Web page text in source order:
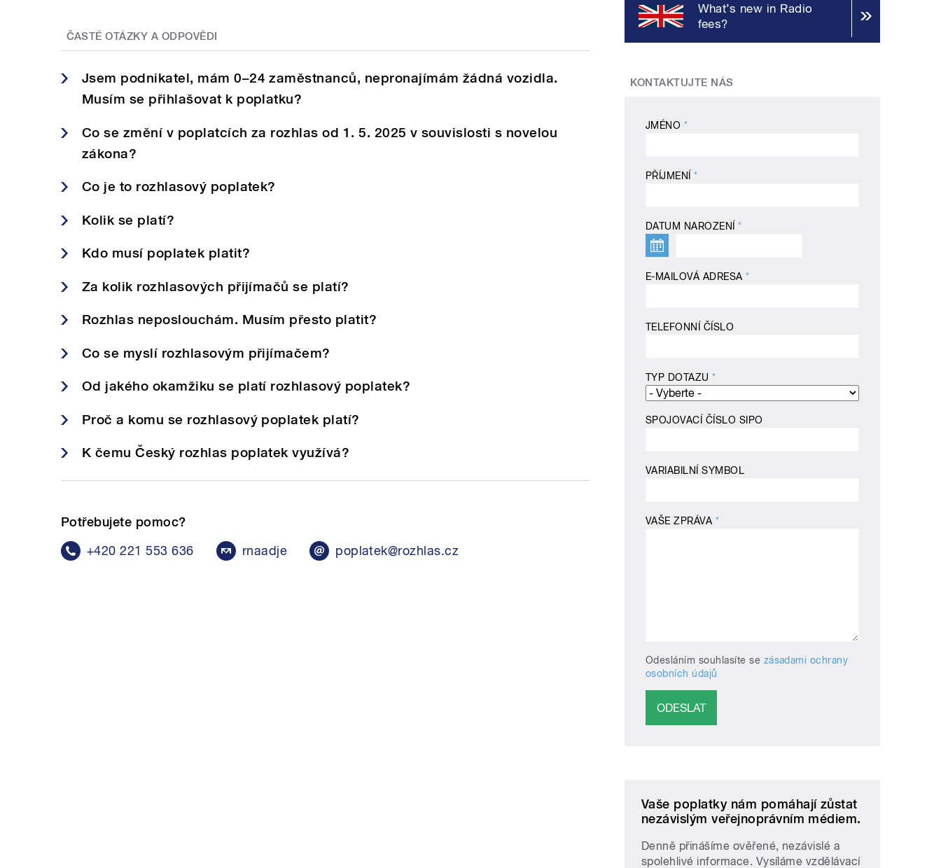
ČASTÉ OTÁZKY A ODPOVĚDI
Jsem podnikatel, mám 0–24 zaměstnanců, nepronajímám žádná vozidla.
Musím se přihlašovat k poplatku?
Co se změní v poplatcích za rozhlas od 1. 5. 2025 v souvislosti s novelou
zákona?
Co je to rozhlasový poplatek?
Kolik se platí?
Kdo musí poplatek platit?
Za kolik rozhlasových přijímačů se platí?
Rozhlas neposlouchám. Musím přesto platit?
Co se myslí rozhlasovým přijímačem?
Od jakého okamžiku se platí rozhlasový poplatek?
Proč a komu se rozhlasový poplatek platí?
K čemu Český rozhlas poplatek využívá?
Potřebujete pomoc?
+420 221 553 636
rnaadje poplatek@rozhlas.cz
What’s new in Radio
fees?
KONTAKTUJTE NÁS
JMÉNO *
PŘÍJMENÍ*
DATUM NAROZENÍ*
E-MAILOVÁ ADRESA*
TELEFONNÍ ČÍSLO
TYP DOTAZU*
SPOJOVACÍ ČÍSLO SIPO
VARIABILNÍ SYMBOL
VAŠE ZPRÁVA *
Odesláním souhlasíte se zásadami ochrany
osobních údajů
Vaše poplatky nám pomáhají zůstat
nezávislým veřejnoprávním médiem.
Denně přinášíme ověřené, nezávislé a
spolehlivé informace. Vysíláme vzdělávací